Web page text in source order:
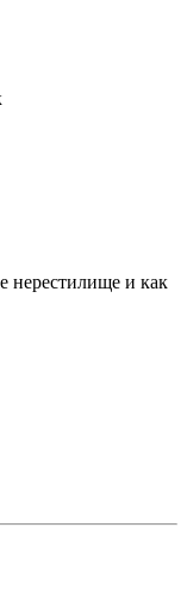
нерестилище и как